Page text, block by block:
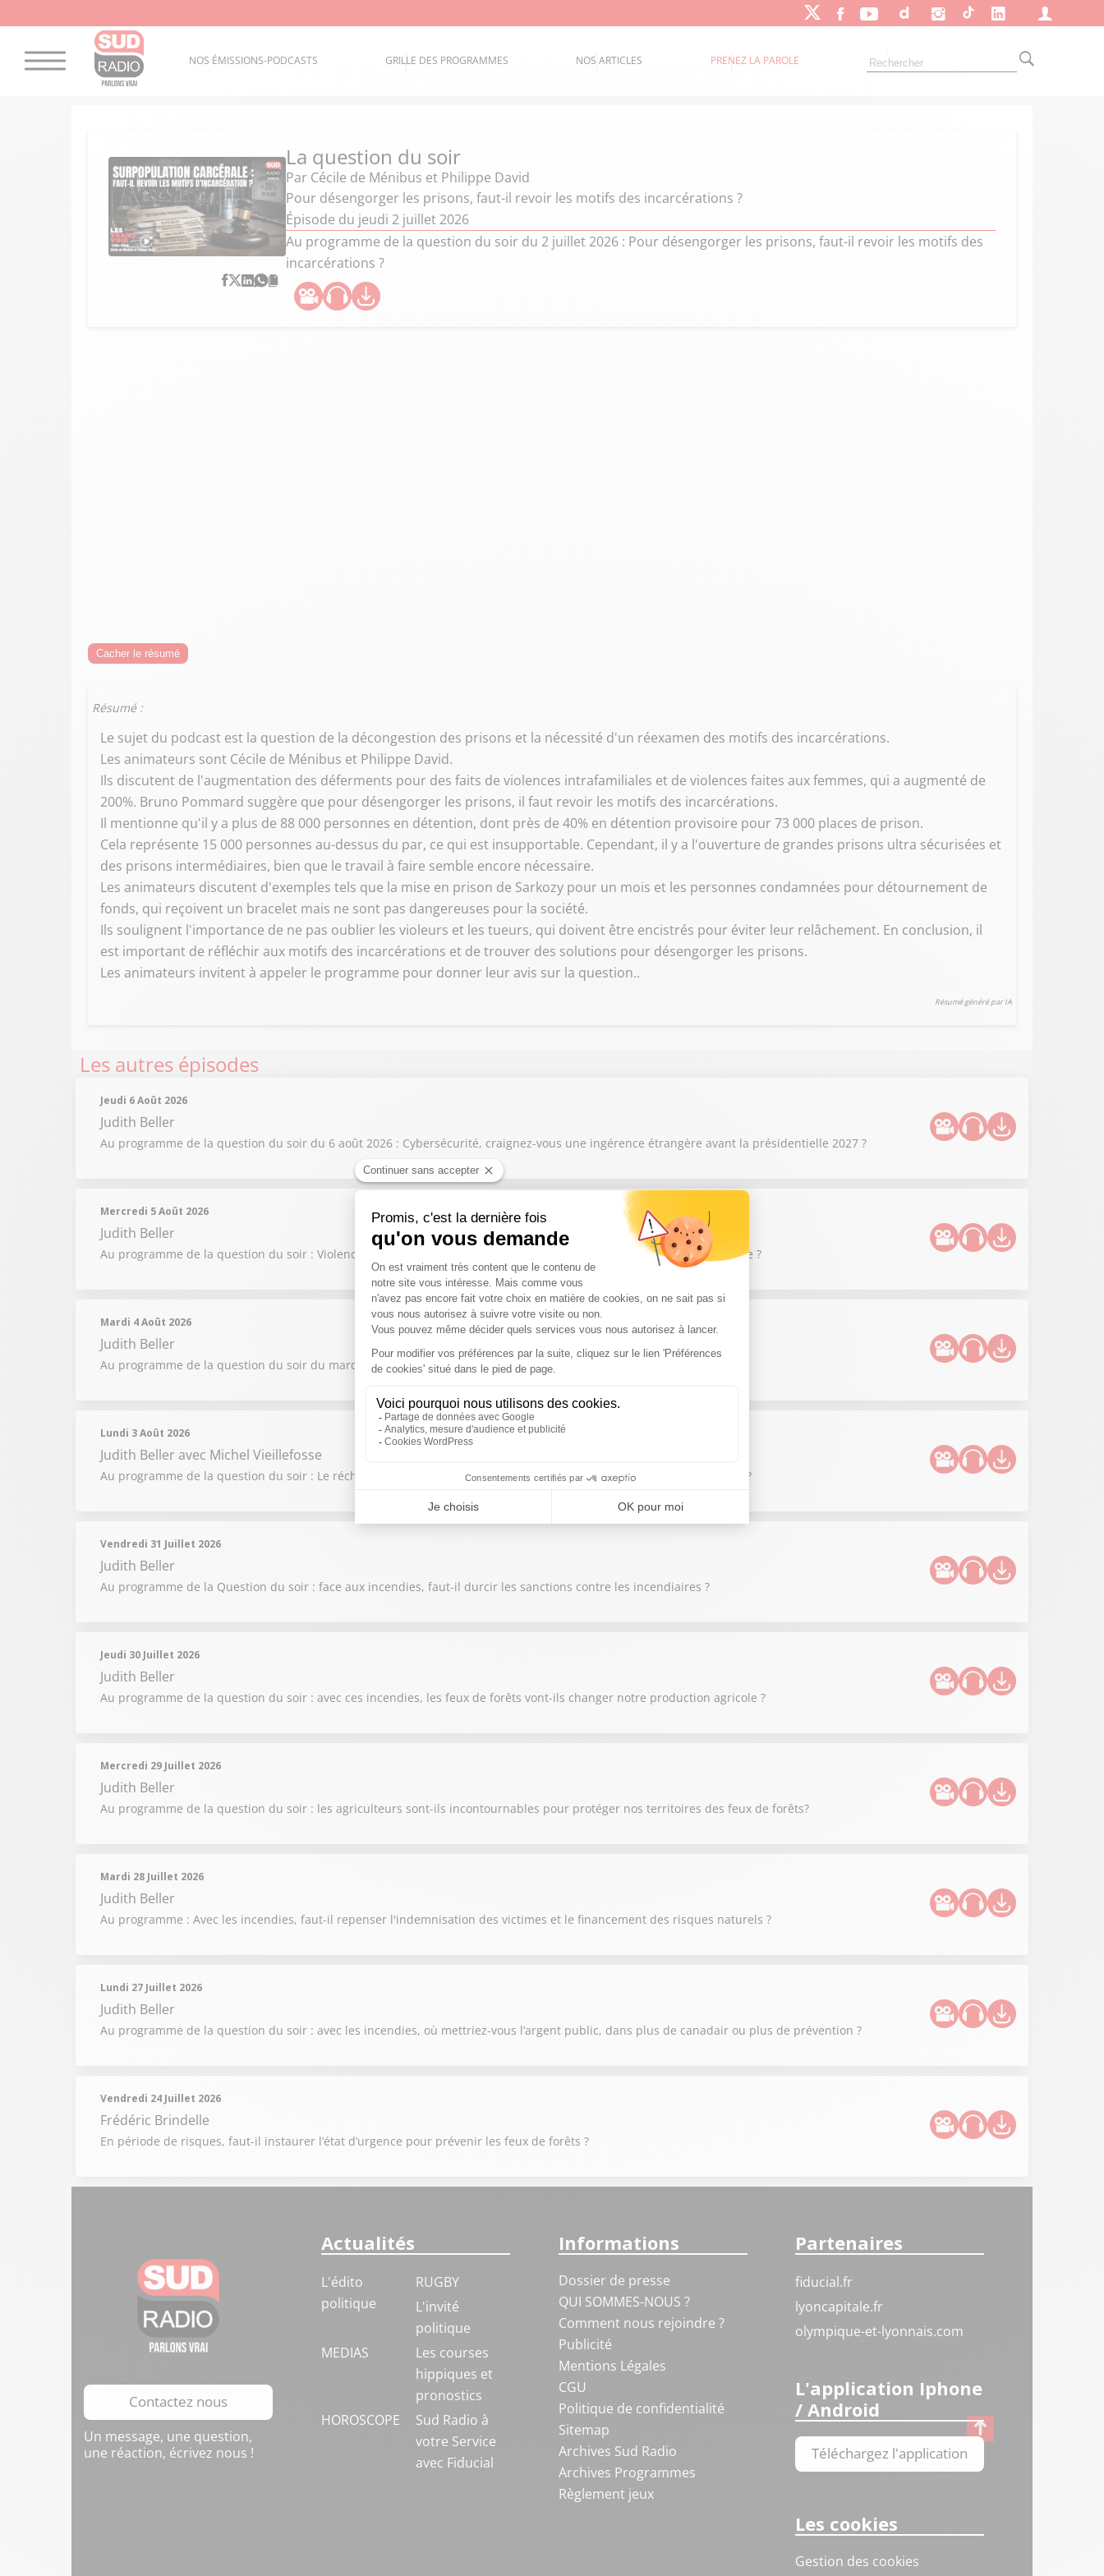
NOS ÉMISSIONS-PODCASTS GRILLE DES PROGRAMMES NOS ARTICLES PRENEZ LA PAROLE
La question du soir
Par Cécile de Ménibus et Philippe David
Pour désengorger les prisons, faut-il revoir les motifs des incarcérations ?
Épisode du jeudi 2 juillet 2026
Au programme de la question du soir du 2 juillet 2026 : Pour désengorger les prisons, faut-il revoir les motifs des
incarcérations ?
Cacher le résumé
Résumé :
Le sujet du podcast est la question de la décongestion des prisons et la nécessité d'un réexamen des motifs des incarcérations.
Les animateurs sont Cécile de Ménibus et Philippe David.
Ils discutent de l'augmentation des déferments pour des faits de violences intrafamiliales et de violences faites aux femmes, qui a augmenté de
200%. Bruno Pommard suggère que pour désengorger les prisons, il faut revoir les motifs des incarcérations.
Il mentionne qu'il y a plus de 88 000 personnes en détention, dont près de 40% en détention provisoire pour 73 000 places de prison.
Cela représente 15 000 personnes au-dessus du par, ce qui est insupportable. Cependant, il y a l'ouverture de grandes prisons ultra sécurisées et
des prisons intermédiaires, bien que le travail à faire semble encore nécessaire.
Les animateurs discutent d'exemples tels que la mise en prison de Sarkozy pour un mois et les personnes condamnées pour détournement de
fonds, qui reçoivent un bracelet mais ne sont pas dangereuses pour la société.
Ils soulignent l'importance de ne pas oublier les violeurs et les tueurs, qui doivent être encistrés pour éviter leur relâchement. En conclusion, il
est important de réfléchir aux motifs des incarcérations et de trouver des solutions pour désengorger les prisons.
Les animateurs invitent à appeler le programme pour donner leur avis sur la question..
Résumé généré par IA
Les autres épisodes
Jeudi 6 Août 2026
Judith Beller
Au programme de la question du soir du 6 août 2026 : Cybersécurité, craignez-vous une ingérence étrangère avant la présidentielle 2027 ?
Mercredi 5 Août 2026
Judith Beller
Au programme de la question du soir : Violences contre les femmes, la détention provisoire doit-elle être automatique ?
Mardi 4 Août 2026
Judith Beller
Au programme de la question du soir du mardi 4 août 2026 : Ceuta, faut-il exclure l’Espagne de l’Union Européenne ?
Lundi 3 Août 2026
Judith Beller avec Michel Vieillefosse
Au programme de la question du soir : Le réchauffement climatique doit-il être la priorité de la France et de l’Europe ?
Vendredi 31 Juillet 2026
Judith Beller
Au programme de la Question du soir : face aux incendies, faut-il durcir les sanctions contre les incendiaires ?
Jeudi 30 Juillet 2026
Judith Beller
Au programme de la question du soir : avec ces incendies, les feux de forêts vont-ils changer notre production agricole ?
Mercredi 29 Juillet 2026
Judith Beller
Au programme de la question du soir : les agriculteurs sont-ils incontournables pour protéger nos territoires des feux de forêts?
Mardi 28 Juillet 2026
Judith Beller
Au programme : Avec les incendies, faut-il repenser l'indemnisation des victimes et le financement des risques naturels ?
Lundi 27 Juillet 2026
Judith Beller
Au programme de la question du soir : avec les incendies, où mettriez-vous l’argent public, dans plus de canadair ou plus de prévention ?
Vendredi 24 Juillet 2026
Frédéric Brindelle
En période de risques, faut-il instaurer l’état d’urgence pour prévenir les feux de forêts ?
Contactez nous
Un message, une question,
une réaction, écrivez nous !
Actualités
L'édito
politique
RUGBY
L'invité
politique
MEDIAS
Les courses
hippiques et
pronostics
HOROSCOPE
Sud Radio à
votre Service
avec Fiducial
Informations
Dossier de presse
QUI SOMMES-NOUS ?
Comment nous rejoindre ?
Publicité
Mentions Légales
CGU
Politique de confidentialité
Sitemap
Archives Sud Radio
Archives Programmes
Règlement jeux
Partenaires
fiducial.fr
lyoncapitale.fr
olympique-et-lyonnais.com
L'application Iphone
/ Android
Téléchargez l'application
Les cookies
Gestion des cookies